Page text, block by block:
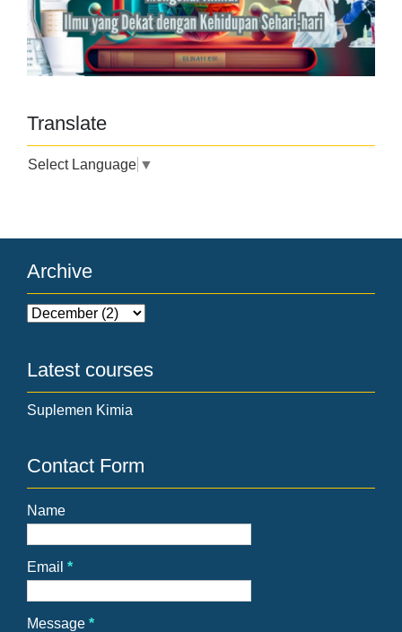
Translate
Select Language ▼
Archive
Latest courses
Suplemen Kimia
Contact Form
Name
Email *
Message *